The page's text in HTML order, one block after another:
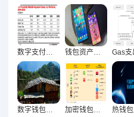
数字支付浪潮下钱包高频使用激活市场新动能 钱包资产多元化，构建新时代财富管理生态的必然选择
加密钱包用户粘性革命，从工具属性到生态粘性的跃升进化